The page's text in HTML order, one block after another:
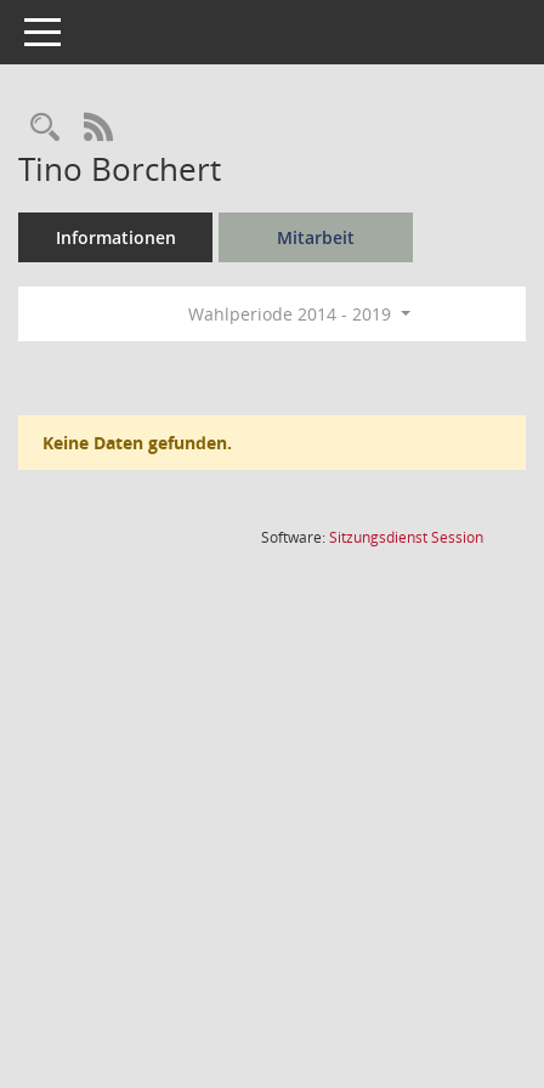
Toggle navigation
Rechercheauswahl
RSS-Feed
Tino Borchert
Informationen Mitarbeit
Wahlperiode 2014 - 2019
Keine Daten gefunden.
Software:SitzungsdienstSession(Wird in